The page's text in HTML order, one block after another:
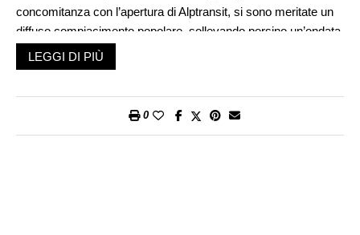
concomitanza con l’apertura di Alptransit, si sono meritate un
diffuso compiacimento popolare, sollevando persino un’ondata
di orgoglio nazionale. Insomma, guarda un po’, cosa è in grado
di combinare la tecnologia elvetica.
boutiques, ristoranti, snack, farmacie, asili nido, pronto
LEGGI DI PIÙ
0